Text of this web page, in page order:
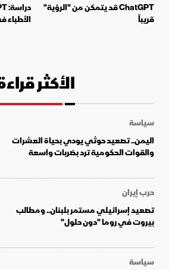
ChatGPT قد يتمكن من "الرؤية"
قريباً
الأكثر
سياسة
اليمن.. تصعيد حوثي يودي بحياة العشرات
والقوات الحكومية ترد بضربات واسعة
حرب إيران
تصعيد إسرائيلي مستمر بلبنان.. ومطالب
بيروت في روما "دون حلول"
سياسة